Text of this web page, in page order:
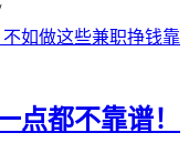
点都不靠谱！